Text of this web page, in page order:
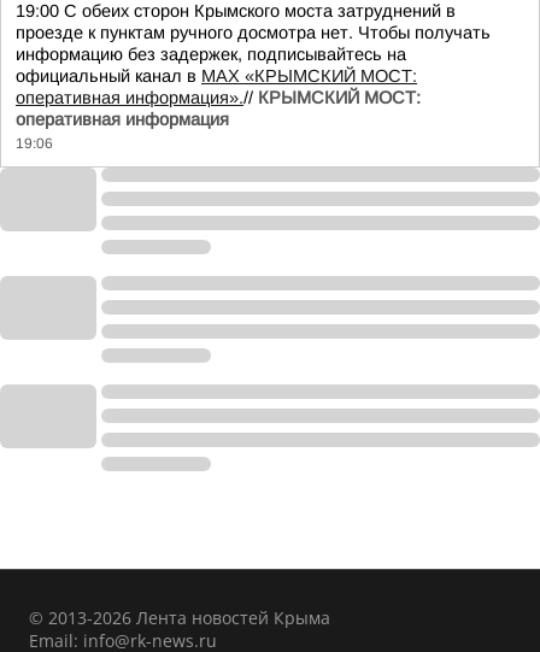
19:00 С обеих сторон Крымского моста затруднений в
проезде к пунктам ручного досмотра нет. Чтобы получать
информацию без задержек, подписывайтесь на
официальный канал в MAX «КРЫМСКИЙ МОСТ:
оперативная информация».// КРЫМСКИЙ МОСТ:
оперативная информация
19:06
© 2013-2026 Лента новостей Крыма
Email: info@rk-news.ru